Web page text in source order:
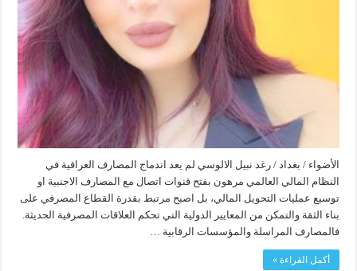
الأضواء / بغداد / رغد نبيل الالوسي لم يعد اندماج المصارف العراقية في
النظام المالي العالمي مرهون بفتح قنوات اتصال مع المصارف الاجنبية او
توسيع عمليات التحويل المالي، بل اصبح مرتبط بقدرة القطاع المصرفي على
بناء الثقة والتمكن من المعايير الدولية التي تحكم العلاقات المصرفية الحديثة.
فالمصارف المراسلة والمؤسسات الرقابية …
أكمل القراءة »